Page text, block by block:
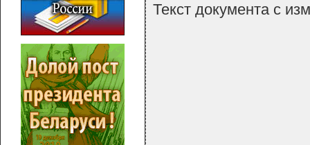
Текст документа с